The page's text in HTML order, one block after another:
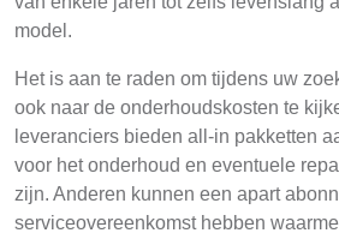
model.
Het is aan te raden om tijdens uw
ook naar de onderhoudskosten te
leveranciers bieden all-in pakketten
voor het onderhoud en eventuele
zijn. Anderen kunnen een apart
serviceovereenkomst hebben